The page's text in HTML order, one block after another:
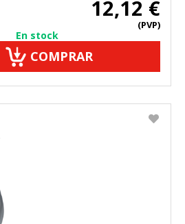
12,12 €
(PVP)
En stock
COMPRAR